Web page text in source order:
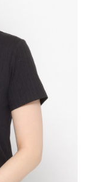
同意方可使用
本公司不負相關責
戶狀況，依本公司即
本公司將視審查結果
現惡意使用之情形，
採取法律行動。